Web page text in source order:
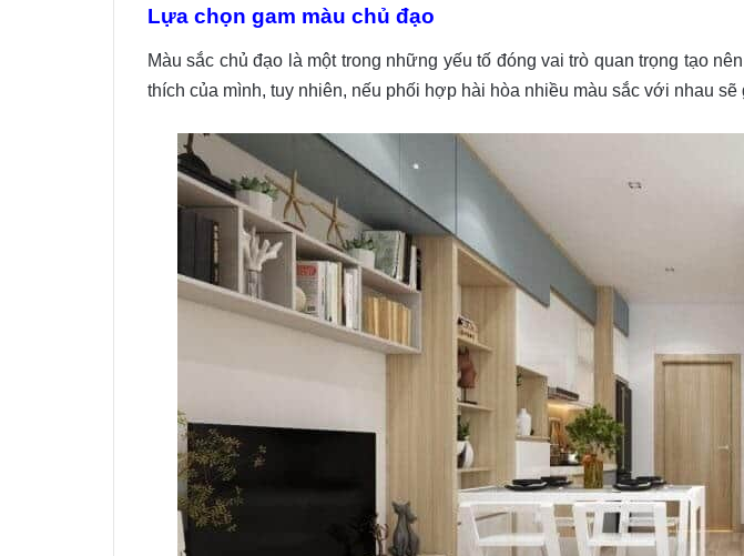
Lựa chọn gam màu chủ đạo
Màu sắc chủ đạo là một trong những yếu tố đóng vai trò quan trọng tạo
thích của mình, tuy nhiên, nếu phối hợp hài hòa nhiều màu sắc với nhau